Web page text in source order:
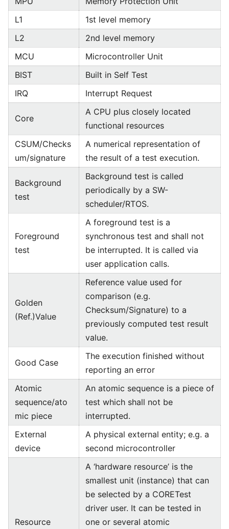
L1
1st level memory
L2
2nd level memory
MCU
Microcontroller Unit
BIST
Built in Self Test
IRQ
Interrupt Request
Core
A CPU plus closely located
functional resources
CSUM/Checks
um/signature
A numerical representation of
the result of a test execution.
Background
test
Background test is called
periodically by a SW-
scheduler/RTOS.
Foreground
test
A foreground test is a
synchronous test and shall not
be interrupted. It is called via
user application calls.
Golden
(Ref.)Value
Reference value used for
comparison (e.g.
Checksum/Signature) to a
previously computed test result
value.
Good Case
The execution finished without
reporting an error
Atomic
sequence/ato
mic piece
An atomic sequence is a piece of
test which shall not be
interrupted.
External
device
A physical external entity; e.g. a
second microcontroller
Resource
A ‘hardware resource’ is the
smallest unit (instance) that can
be selected by a CORETest
driver user. It can be tested in
one or several atomic